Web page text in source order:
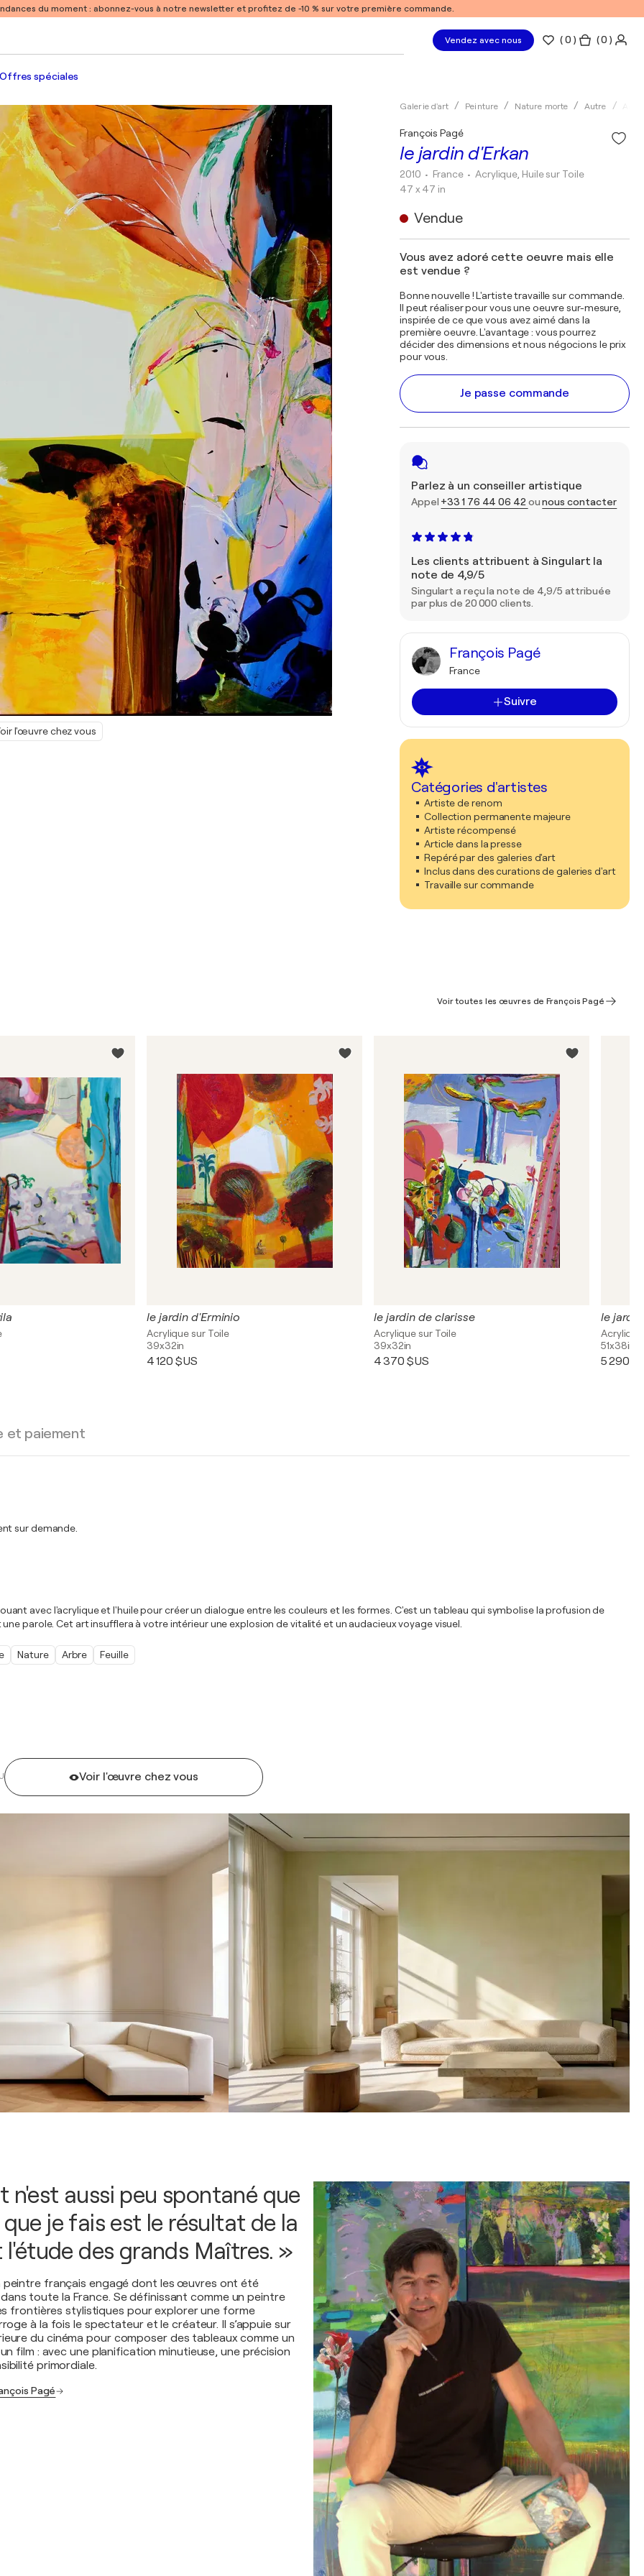
du moment : abonnez-vous à notre newsletter et profitez de -10 % sur votre première commande.
Vendez avec nous (0 ) ( 0 )
spéciales
l'œuvre chez vous
Galerie d'art Peinture Nature morte Autre
le jardin d'Erkan
François Pagé
2010 • France •Acrylique, Huile sur Toile
47 x 47 in
Vendue
Vous avez adoré cette oeuvre mais elle
est vendue ?
Bonne nouvelle ! L'artiste travaille sur commande.
Il peut réaliser pour vous une oeuvre sur-mesure,
inspirée de ce que vous avez aimé dans la
première oeuvre. L'avantage : vous pourrez
décider des dimensions et nous négocions le prix
pour vous.
Je passe commande
Parlez à un conseiller artistique
Appel +33 1 76 44 06 42 ounous contacter
Les clients attribuent à Singulart la
note de 4,9/5
Singulart a reçu la note de 4,9/5 attribuée
par plus de 20 000 clients.
François Pagé
France
Suivre
Catégories d'artistes
Artiste de renom
Collection permanente majeure
Artiste récompensé
Article dans la presse
Repéré par des galeries d'art
Inclus dans des curations de galeries d'art
Travaille sur commande
Voir l'œuvre chez vous
Voir toutes les œuvres de François Pagé
le jardin d'Erminio
Acrylique sur Toile
39x32in
4 120 $US
le jardin de clarisse
Acrylique sur Toile
39x32in
4 370 $US
le
51x38in
5 290
et paiement
sur demande.
avec l'acrylique et l'huile pour créer un dialogue entre les couleurs et les formes. C'est un tableau qui symbolise la profusion de
parole. Cet art insufflera à votre intérieur une explosion de vitalité et un audacieux voyage visuel.
Nature Arbre Feuille
n'est aussi peu spontané que
que je fais est le résultat de la
des grands Maîtres. »
peintre français engagé dont les œuvres ont été
toute la France. Se définissant comme un peintre
frontières stylistiques pour explorer une forme
à la fois le spectateur et le créateur. Il s’appuie sur
du cinéma pour composer des tableaux comme un
film : avec une planification minutieuse, une précision
primordiale.
Pagé